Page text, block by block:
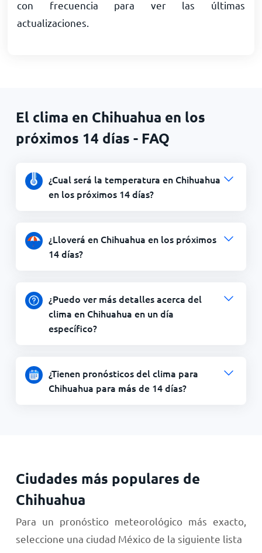
con frecuencia para ver las últimas
actualizaciones.
El clima en Chihuahua en los
próximos 14 días - FAQ
¿Cual será la temperatura en Chihuahua
en los próximos 14 días?
¿Lloverá en Chihuahua en los próximos
14 días?
¿Puedo ver más detalles acerca del
clima en Chihuahua en un día
específico?
¿Tienen pronósticos del clima para
Chihuahua para más de 14 días?
Ciudades más populares de
Chihuahua
Para un pronóstico meteorológico más exacto,
seleccione una ciudad México de la siguiente lista